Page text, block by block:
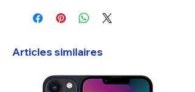
Articles similaires